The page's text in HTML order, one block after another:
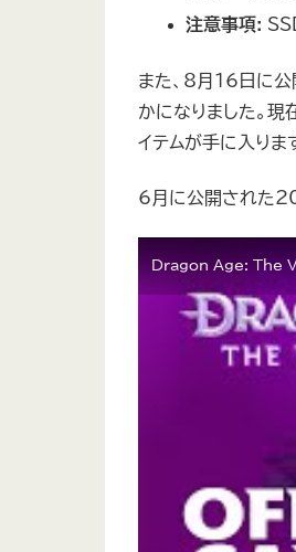
注意事項:
また、8月16日に
かになりました。現
イテムが手に入りま
6月に公開された20
Dragon Age: The